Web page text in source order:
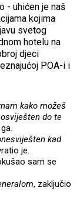
- uhićen je naš
kojima
svetog
hotelu na
djeci
POA-i i
kako možeš
do te
kad
je.
sam se
, zaključio